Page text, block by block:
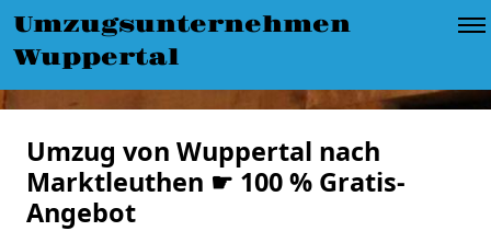
Umzugsunternehmen
Wuppertal
Umzug von Wuppertal nach
Marktleuthen ☛ 100 % Gratis-
Angebot